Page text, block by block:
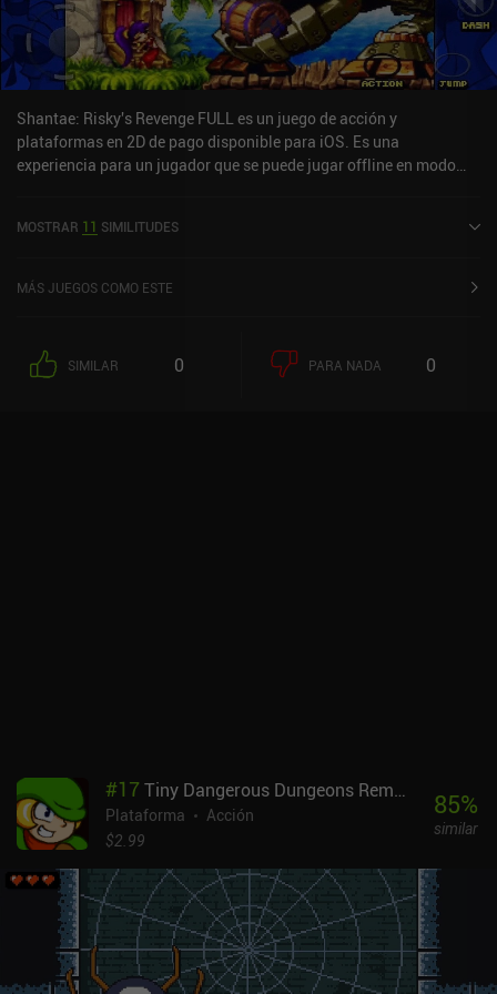
juego premium sin anuncios ni iAPs. Puedes tardar hasta 10 horas
en ver todo lo que el juego tiene que ofrecer, pero espera un montón
de tedioso backtracking - especialmente si tu objetivo es
completarlo al 100%. Ojalá hubiera más características de calidad
de vida, como teletransportadores o marcadores de mapa.
Shantae: Risky's Revenge FULL es un juego de acción y
plataformas en 2D de pago disponible para iOS. Es una
experiencia para un jugador que se puede jugar offline en modo
de 2011 y tiene una valoración actual de 4,6 sobre 5,0 en iOS App
MOSTRAR 11 SIMILITUDES
MÁS JUEGOS COMO ESTE
SIMILAR 0 PARA NADA 0
#17Tiny Dangerous Dungeons Remake
Plataforma
Acción
$2.99
85%
similar